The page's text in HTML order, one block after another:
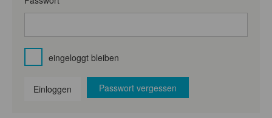
eingeloggt bleiben
Einloggen Passwort vergessen